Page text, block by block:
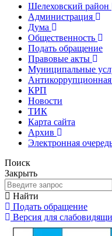
Шелеховский район
Администрация
Дума
Общественность
Подать обращение
Правовые акты
Муниципальные
Антикоррупционная
КРП
Новости
ТИК
Карта сайта
Архив
Электронная
Поиск
Закрыть
Найти
Подать обращение
Версия для